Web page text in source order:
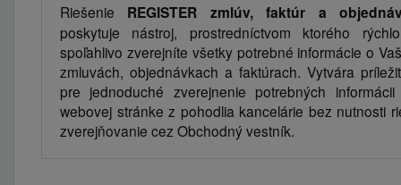
Riešenie REGISTER zmlúv, faktúr a
poskytuje nástroj, prostredníctvom ktorého
spoľahlivo zverejníte všetky potrebné informácie o
zmluvách, objednávkach a faktúrach. Vytvára
pre jednoduché zverejnenie potrebných
webovej stránke z pohodlia kancelárie bez nutnosti
zverejňovanie cez Obchodný vestník.